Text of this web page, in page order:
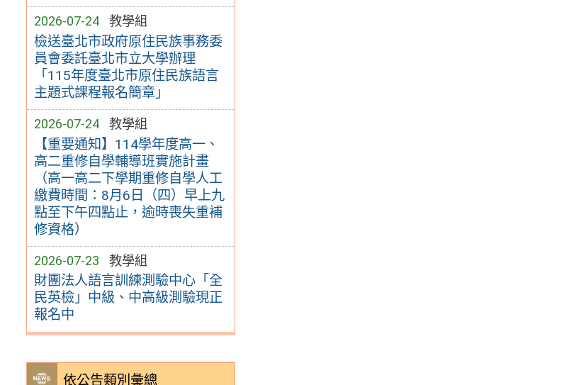
2026-07-24 教學組
檢送臺北市政府原住民族事務委
員會委託臺北市立大學辦理
「115年度臺北市原住民族語言
主題式課程報名簡章」
2026-07-24 教學組
【重要通知】114學年度高一、
高二重修自學輔導班實施計畫
（高一高二下學期重修自學人工
繳費時間：8月6日（四）早上九
點至下午四點止，逾時喪失重補
修資格）
2026-07-23 教學組
財團法人語言訓練測驗中心「全
民英檢」中級、中高級測驗現正
報名中
依公告類別彙總